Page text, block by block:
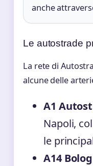
anche
Le autostrade
La rete di
alcune delle
A1
Napoli,
le
A14